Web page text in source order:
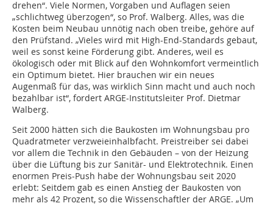
drehen“. Viele Normen, Vorgaben und Auflagen seien
„schlichtweg überzogen“, so Prof. Walberg. Alles, was die
Kosten beim Neubau unnötig nach oben treibe, gehöre auf
den Prüfstand. „Vieles wird mit High-End-Standards gebaut,
weil es sonst keine Förderung gibt. Anderes, weil es
ökologisch oder mit Blick auf den Wohnkomfort vermeintlich
ein Optimum bietet. Hier brauchen wir ein neues
Augenmaß für das, was wirklich Sinn macht und auch noch
bezahlbar ist“, fordert ARGE-Institutsleiter Prof. Dietmar
Walberg.
Seit 2000 hätten sich die Baukosten im Wohnungsbau pro
Quadratmeter verzweieinhalbfacht. Preistreiber sei dabei
vor allem die Technik in den Gebäuden – von der Heizung
über die Lüftung bis zur Sanitär- und Elektrotechnik. Einen
enormen Preis-Push habe der Wohnungsbau seit 2020
erlebt: Seitdem gab es einen Anstieg der Baukosten von
mehr als 42 Prozent, so die Wissenschaftler der ARGE. „Um